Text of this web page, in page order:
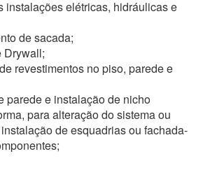
instalações elétricas, hidráulicas e
de sacada;
Drywall;
revestimentos no piso, parede e
parede e instalação de nicho
para alteração do sistema ou
de esquadrias ou fachada-